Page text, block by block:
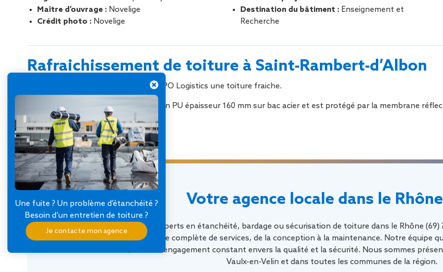
Ventilation naturelle
fuites
toiture
Maître d’ouvrage : Novelige
Crédit photo : Novelige
Destination du bâtiment : Enseignement et
Recherche
Rafraichissement de toiture à Saint-Rambert-d’Albon
SOPREMA Entreprises réalise pour XPO Logistics une toiture fraiche.
L’ouvrage est recouvert d’une isolation PU épaisseur 160 mm sur bac acier et est protégé par la membrane
Votre agence locale dans le
À la recherche d’experts en étanchéité, bardage ou sécurisation de toiture dans le Rhône (69)
propose une gamme complète de services, de la conception à la maintenance. Notre équipe
bâtiments, avec un engagement constant envers la qualité et la sécurité. Nous sommes
Vaulx-en-Velin et dans toutes les communes de la région.
Une fuite ? Un problème d’étanchéité ?
Besoin d’un entretien de toiture ?
Je contacte mon agence